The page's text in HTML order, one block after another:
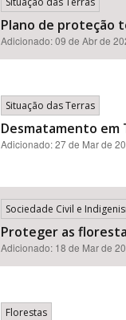
Plano de proteção
Adicionado:09 de Abr de
Situação das Terras
Desmatamento em
Adicionado:27 de Mar de
Sociedade Civil e
Proteger as
Adicionado: 18 de Mar de
Florestas